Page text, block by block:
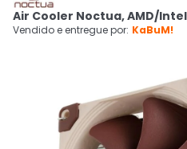
Cupons
Ativar tradutor em libras
Air Cooler Noctua, AMD/
Vendido e entregue por: KaBuM!